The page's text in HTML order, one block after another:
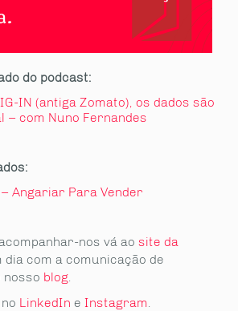
do podcast:
IN (antiga Zomato), os dados são
– com Nuno Fernandes
Angariar Para Vender
nos vá ao site da
dia com a comunicação de
nosso blog
LinkedIn e Instagram